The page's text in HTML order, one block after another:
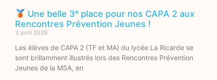
Une belle 3ᵉ place pour nos CAPA 2 aux
Rencontres Prévention Jeunes !
3 avril 2026
Les élèves de CAPA 2 (TF et MA) du lycée La Ricarde se
sont brillamment illustrés lors des Rencontres Prévention
Jeunes de la MSA, en